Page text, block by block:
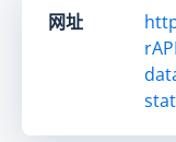
网址